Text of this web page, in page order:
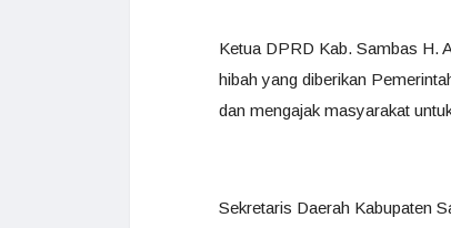
Ketua DPRD Kab. Sambas H.
hibah yang diberikan
dan mengajak masyarakat
Sekretaris Daerah Kabupaten